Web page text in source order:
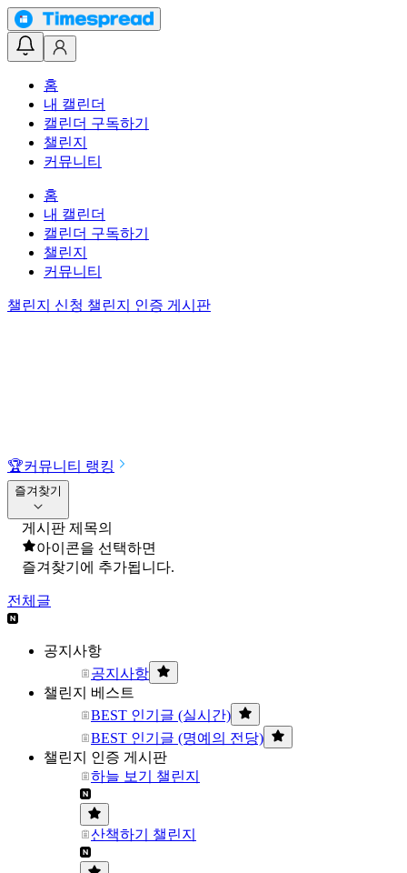
홈
내 캘린더
캘린더 구독하기
챌린지
커뮤니티
홈
내 캘린더
캘린더 구독하기
챌린지
커뮤니티
챌린지 신청 챌린지 인증 게시판
🏆커뮤니티 랭킹
즐겨찾기
게시판 제목의
아이콘을 선택하면
즐겨찾기에 추가됩니다.
전체글
공지사항
공지사항
챌린지 베스트
BEST 인기글 (실시간)
BEST 인기글 (명예의 전당)
챌린지 인증 게시판
하늘 보기 챌린지
산책하기 챌린지